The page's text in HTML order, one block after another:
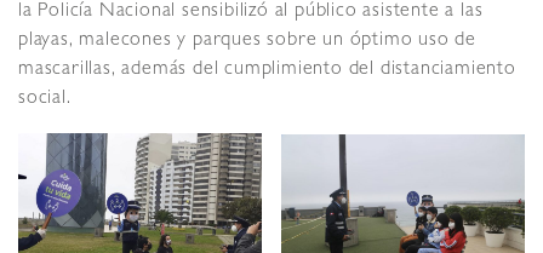
la Policía Nacional sensibilizó al público asistente a las
playas, malecones y parques sobre un óptimo uso de
mascarillas, además del cumplimiento del distanciamiento
social.